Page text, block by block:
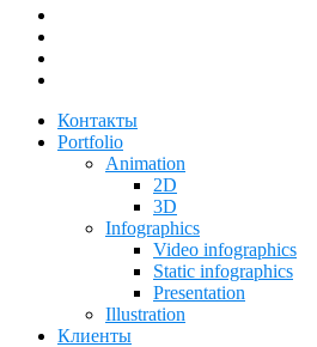
Контакты
Portfolio
Animation
2D
3D
Infographics
Video infographics
Static infographics
Presentation
Illustration
Клиенты